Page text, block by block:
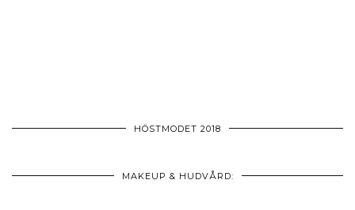
HÖSTMODET 2018
MAKEUP & HUDVÅRD: